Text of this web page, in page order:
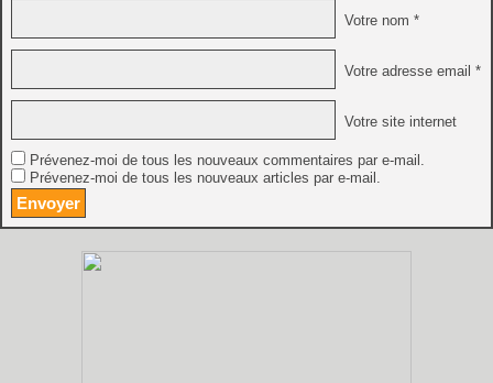
Votre nom *
Votre adresse email *
Votre site internet
Prévenez-moi de tous les nouveaux commentaires par e-mail.
Prévenez-moi de tous les nouveaux articles par e-mail.